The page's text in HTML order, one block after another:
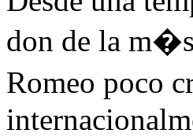
don de la
Romeo poco